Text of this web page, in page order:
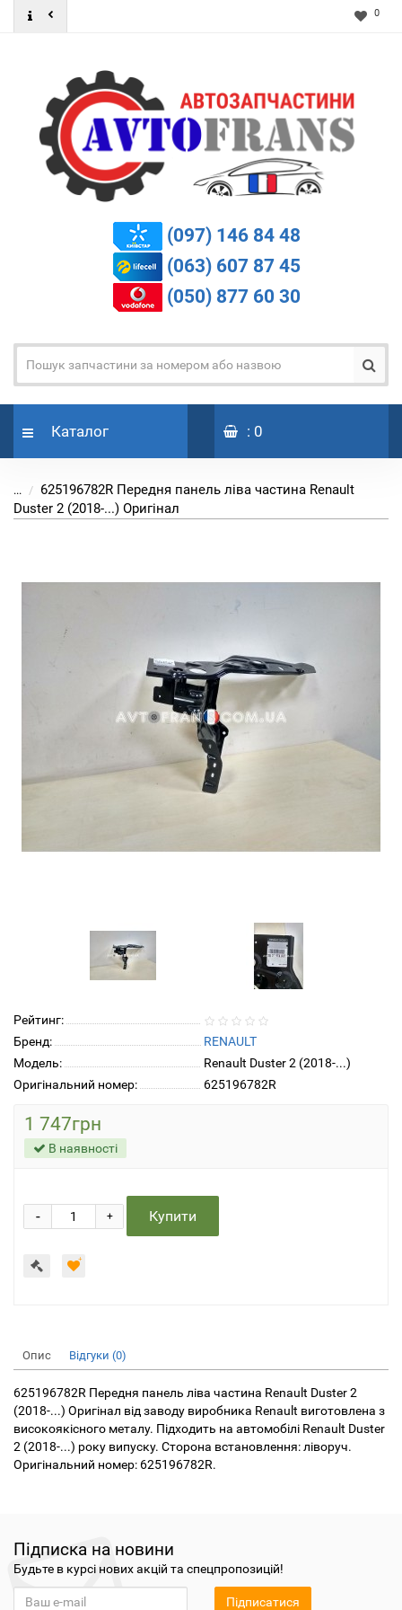
0
(097) 146 84 48
(063) 607 87 45
(050) 877 60 30
Каталог : 0
...
625196782R Передня панель ліва частина Renault
Duster 2 (2018-...) Оригінал
Рейтинг:
Бренд:
RENAULT
Модель:
Renault Duster 2 (2018-...)
Оригінальний номер:
625196782R
1 747грн
В наявності
+
- Купити
Опис Відгуки (0)
625196782R Передня панель ліва частина Renault Duster 2
(2018-...) Оригінал від заводу виробника Renault виготовлена з
високоякісного металу. Підходить на автомобілі Renault Duster
2 (2018-...) року випуску. Сторона встановлення: ліворуч.
Оригінальний номер: 625196782R.
Підписка на новини
Будьте в курсі нових акцій та спецпропозицій!
Підписатися